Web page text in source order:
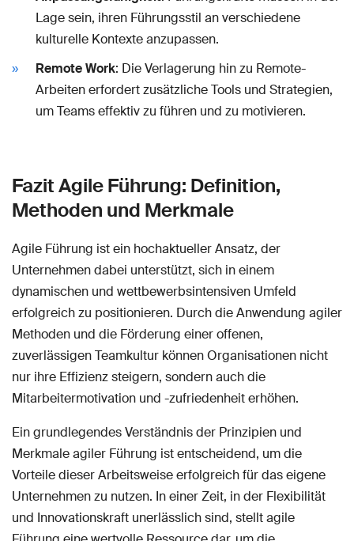
Lage sein, ihren Führungsstil an verschiedene
kulturelle Kontexte anzupassen.
Remote Work: Die Verlagerung hin zu Remote-
Arbeiten erfordert zusätzliche Tools und Strategien,
um Teams effektiv zu führen und zu motivieren.
Fazit Agile Führung: Definition,
Methoden und Merkmale
Agile Führung ist ein hochaktueller Ansatz, der
Unternehmen dabei unterstützt, sich in einem
dynamischen und wettbewerbsintensiven Umfeld
erfolgreich zu positionieren. Durch die Anwendung agiler
Methoden und die Förderung einer offenen,
zuverlässigen Teamkultur können Organisationen nicht
nur ihre Effizienz steigern, sondern auch die
Mitarbeitermotivation und -zufriedenheit erhöhen.
Ein grundlegendes Verständnis der Prinzipien und
Merkmale agiler Führung ist entscheidend, um die
Vorteile dieser Arbeitsweise erfolgreich für das eigene
Unternehmen zu nutzen. In einer Zeit, in der Flexibilität
und Innovationskraft unerlässlich sind, stellt agile